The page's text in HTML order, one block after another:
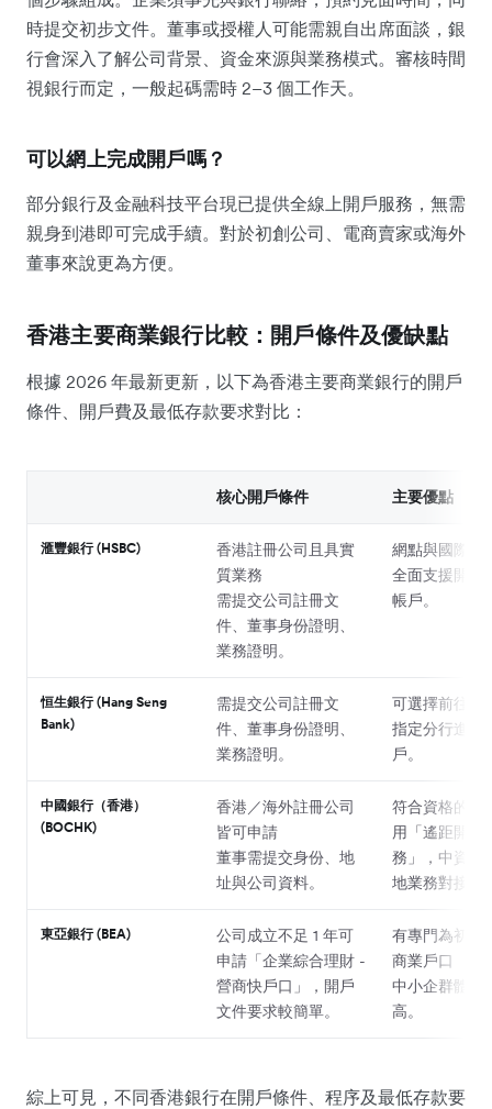
時提交初步文件。董事或授權人可能需親自出席面談，銀
行會深入了解公司背景、資金來源與業務模式。審核時間
視銀行而定，一般起碼需時 2–3 個工作天。
可以網上完成開戶嗎？
部分銀行及金融科技平台現已提供全線上開戶服務，無需
親身到港即可完成手續。對於初創公司、電商賣家或海外
董事來說更為方便。
香港主要商業銀行比較：開戶條件及優缺點
根據 2026 年最新更新，以下為香港主要商業銀行的開戶
條件、開戶費及最低存款要求對比：
核心開戶條件 主要優點
滙豐銀行 (HSBC)
香港註冊公司且具實
質業務
需提交公司註冊文
件、董事身份證明、
業務證明。
網點與國際網
全面支援開設
帳戶。
恒生銀行 (Hang Seng
Bank)
需提交公司註冊文
件、董事身份證明、
業務證明。
可選擇前往恒
指定分行進行
戶。
中國銀行（香港）
(BOCHK)
香港／海外註冊公司
皆可申請
董事需提交身份、地
址與公司資料。
符合資格的公
用「遙距開戶
務」，中資背
地業務對接友
東亞銀行 (BEA)
公司成立不足 1 年可
申請「企業綜合理財 -
營商快戶口」，開戶
文件要求較簡單。
有專門為初創
商業戶口
中小企群體支
高。
綜上可見，不同香港銀行在開戶條件、程序及最低存款要